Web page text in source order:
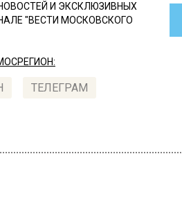
И ЭКСКЛЮЗИВНЫХ
"ВЕСТИ МОСКОВСКОГО
ТЕЛЕГРАМ